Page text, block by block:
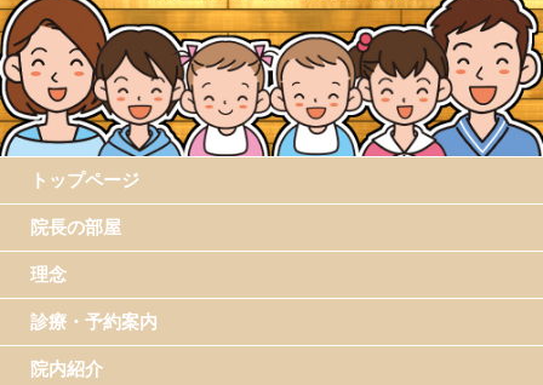
トップページ
院長の部屋
理念
診療・予約案内
院内紹介